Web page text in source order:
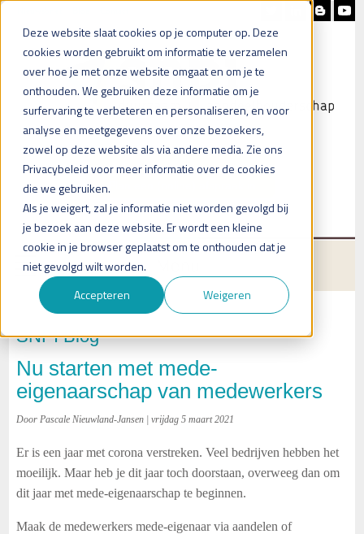
Deze website slaat cookies op je computer op. Deze
cookies worden gebruikt om informatie te verzamelen
over hoe je met onze website omgaat en om je te
onthouden. We gebruiken deze informatie om je
surfervaring te verbeteren en personaliseren, en voor
analyse en meetgegevens over onze bezoekers,
zowel op deze website als via andere media. Zie ons
Privacybeleid voor meer informatie over de cookies
die we gebruiken.
Als je weigert, zal je informatie niet worden gevolgd bij
je bezoek aan deze website. Er wordt een kleine
cookie in je browser geplaatst om te onthouden dat je
niet gevolgd wilt worden.
Accepteren
Weigeren
Heb je vragen?
SNPI Blog
Nu starten met mede-
eigenaarschap van medewerkers
Door Pascale Nieuwland-Jansen | vrijdag 5 maart 2021
Er is een jaar met corona verstreken. Veel bedrijven hebben het
moeilijk. Maar heb je dit jaar toch doorstaan, overweeg dan om
dit jaar met mede-eigenaarschap te beginnen.
Maak de medewerkers mede-eigenaar via aandelen of